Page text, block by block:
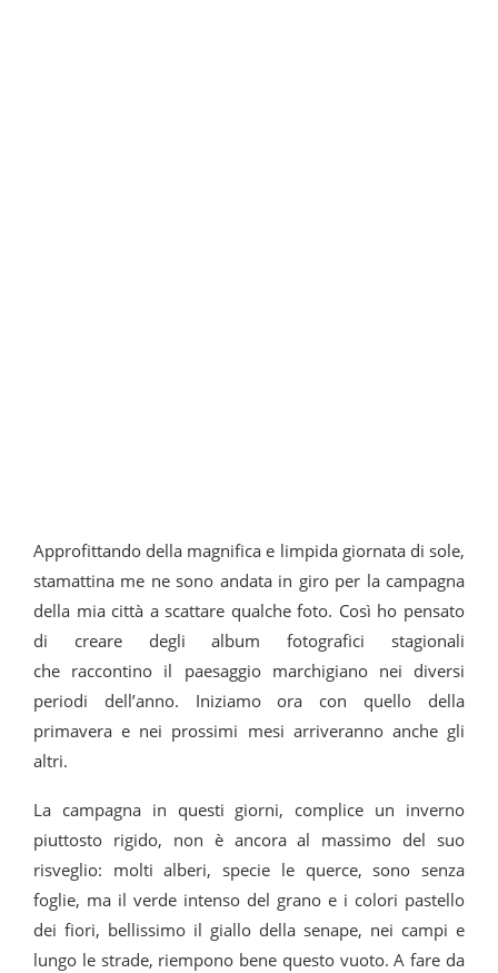
Approfittando della magnifica e limpida giornata di sole,
stamattina me ne sono andata in giro per la campagna
della mia città a scattare qualche foto. Così ho pensato
di creare degli album fotografici stagionali
che raccontino il paesaggio marchigiano nei diversi
periodi dell’anno. Iniziamo ora con quello della
primavera e nei prossimi mesi arriveranno anche gli
altri.
La campagna in questi giorni, complice un inverno
piuttosto rigido, non è ancora al massimo del suo
risveglio: molti alberi, specie le querce, sono senza
foglie, ma il verde intenso del grano e i colori pastello
dei fiori, bellissimo il giallo della senape, nei campi e
lungo le strade, riempono bene questo vuoto. A fare da